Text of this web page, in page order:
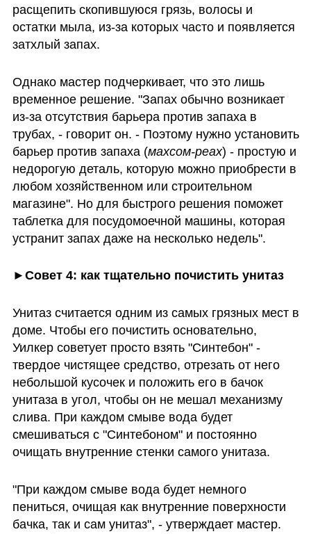
расщепить скопившуюся грязь, волосы и
остатки мыла, из-за которых часто и появляется
затхлый запах.
Однако мастер подчеркивает, что это лишь
временное решение. "Запах обычно возникает
из-за отсутствия барьера против запаха в
трубах, - говорит он. - Поэтому нужно установить
барьер против запаха (махсом-реах) - простую и
недорогую деталь, которую можно приобрести в
любом хозяйственном или строительном
магазине". Но для быстрого решения поможет
таблетка для посудомоечной машины, которая
устранит запах даже на несколько недель".
►Совет 4: как тщательно почистить унитаз
Унитаз считается одним из самых грязных мест в
доме. Чтобы его почистить основательно,
Уилкер советует просто взять "Синтебон" -
твердое чистящее средство, отрезать от него
небольшой кусочек и положить его в бачок
унитаза в угол, чтобы он не мешал механизму
слива. При каждом смыве вода будет
смешиваться с "Синтебоном" и постоянно
очищать внутренние стенки самого унитаза.
"При каждом смыве вода будет немного
пениться, очищая как внутренние поверхности
бачка, так и сам унитаз", - утверждает мастер.